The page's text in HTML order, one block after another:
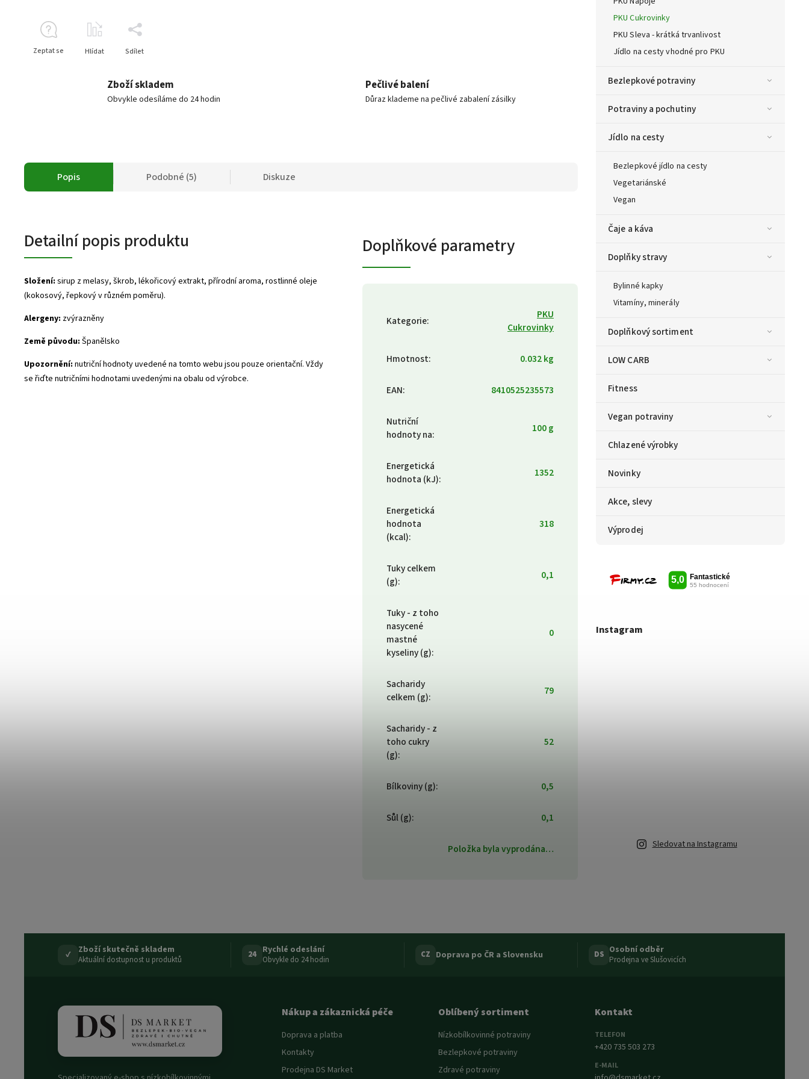
PKU Cukrovinky
PKU Sleva - krátká trvanlivost
Jídlo na cesty vhodné pro PKU
Bezlepkové potraviny
Potraviny a pochutiny
Jídlo na cesty
Bezlepkové jídlo na cesty
Vegetariánské
Vegan
Čaje a káva
Doplňky stravy
Bylinné kapky
Vitamíny, minerály
Doplňkový sortiment
LOW CARB
Fitness
Vegan potraviny
Chlazené výrobky
Novinky
Akce, slevy
Výprodej
Instagram
Sledovat na Instagramu
Zeptat se Hlídat Sdílet
Zboží skladem
Obvykle odesíláme do 24 hodin
Pečlivé balení
Důraz klademe na pečlivé zabalení zásilky
Popis Podobné (5) Diskuze
Detailní popis produktu
Složení: sirup z melasy, škrob, lékořicový extrakt, přírodní aroma, rostlinné oleje
(kokosový, řepkový v různém poměru).
Alergeny: zvýrazněny
Země původu: Španělsko
Upozornění: nutriční hodnoty uvedené na tomto webu jsou pouze orientační. Vždy
se řiďte nutričními hodnotami uvedenými na obalu od výrobce.
Doplňkové parametry
Kategorie:
PKU
Cukrovinky
Hmotnost: 0.032 kg
EAN: 8410525235573
Nutriční
hodnoty na: 100 g
Energetická
hodnota (kJ): 1352
Energetická
hodnota
(kcal):
318
Tuky celkem
(g): 0,1
Tuky - z toho
nasycené
mastné
kyseliny (g):
0
Sacharidy
celkem (g): 79
Sacharidy - z
toho cukry
(g):
52
Bílkoviny (g): 0,5
Sůl (g): 0,1
Položka byla vyprodána…
✓ Zboží skutečně skladem
Aktuální dostupnost u produktů 24 Rychlé odeslání
Obvykle do 24 hodin CZ Doprava po ČR a Slovensku DS Osobní odběr
Prodejna ve Slušovicích
Nákup a zákaznická péče
Doprava a platba
Kontakty
Prodejna DS Market
Oblíbený sortiment
Nízkobílkovinné potraviny
Bezlepkové potraviny
Zdravé potraviny
Kontakt
TELEFON
+420 735 503 273
E-MAIL